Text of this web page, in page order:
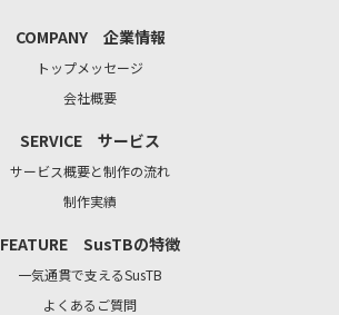
COMPANY 企業情報
トップメッセージ
会社概要
SERVICE サービス
サービス概要と制作の流れ
制作実績
FEATURE SusTBの特徴
一気通貫で支えるSusTB
よくあるご質問